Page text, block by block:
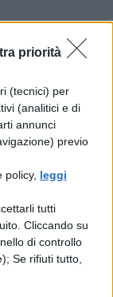
priorità
(tecnici) per
(analitici e di
annunci
previo
policy, leggi
tutti
Cliccando su
di controllo
Se rifiuti tutto,
fa per
di
parlare di
vostre
a voler
sicuri di